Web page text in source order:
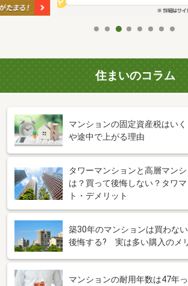
住まいのコラム
マンションの固定資産税はい
や途中で上がる理由
タワーマンションと高層マン
は？買って後悔しない？タワ
ト・デメリット
築30年のマンションは買わな
後悔する? 実は多い購入のメ
マンションの耐用年数は47年